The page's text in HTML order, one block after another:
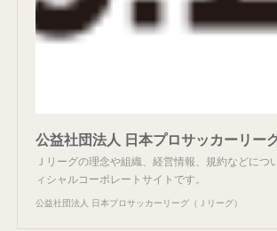
Ｊリーグの理念や組織、経営情報、規約などにつ
ィシャルコーポレートサイトです。
公益社団法人 日本プロサッカーリーグ（Ｊリーグ）